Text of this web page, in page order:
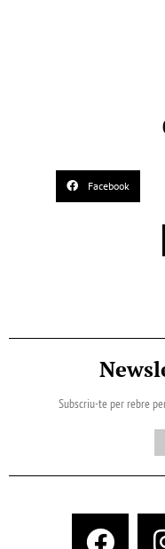
Facebook
Subscriu-te per rebre